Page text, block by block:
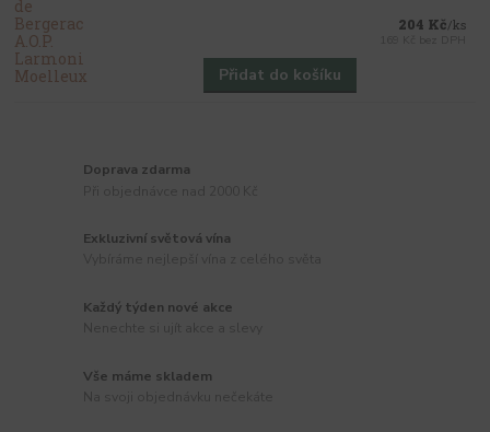
204 Kč/ks
Přidat do košíku
Doprava zdarma
Exkluzivní světová vína
Každý týden nové akce
Vše máme skladem